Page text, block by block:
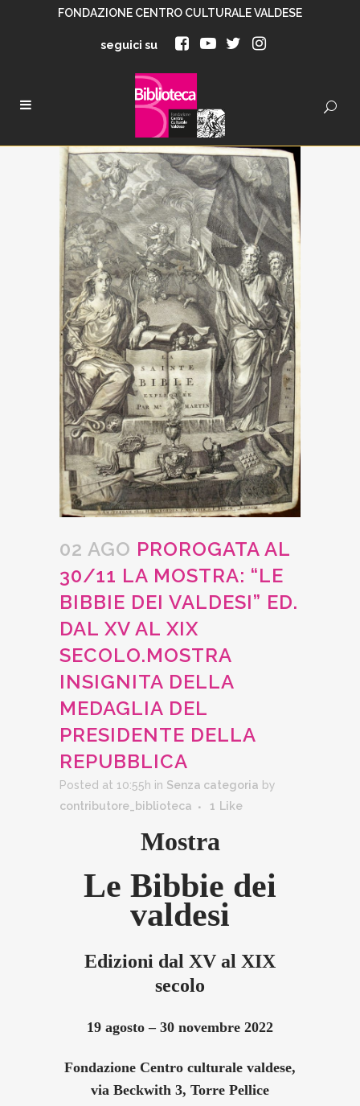
FONDAZIONE CENTRO CULTURALE VALDESE
seguici su
02 AGO PROROGATA AL
30/11 LA MOSTRA: “LE
BIBBIE DEI VALDESI” ED.
DAL XV AL XIX
SECOLO.MOSTRA
INSIGNITA DELLA
MEDAGLIA DEL
PRESIDENTE DELLA
REPUBBLICA
Posted at 10:55h in Senza categoria by
contributore_biblioteca
1 Like
Mostra
Le Bibbie dei
valdesi
Edizioni dal XV al XIX
secolo
19 agosto – 30 novembre 2022
Fondazione Centro culturale valdese,
via Beckwith 3, Torre Pellice